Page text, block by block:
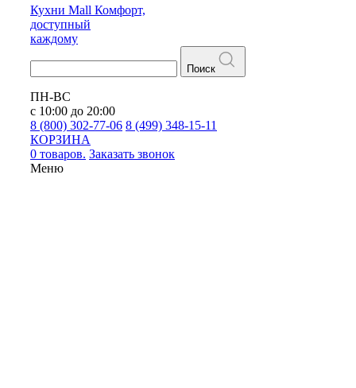
Кухни Mall Комфорт,
доступный
каждому
Поиск
ПН-ВС
с 10:00 до 20:00
8 (800) 302-77-06 8 (499) 348-15-11
КОРЗИНА
0 товаров. Заказать звонок
Меню